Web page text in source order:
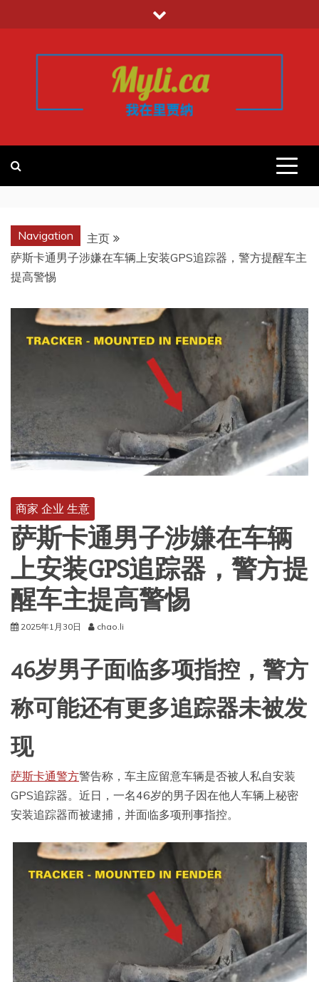
至
我的里贾纳
REGINA
Navigation
主页
萨斯卡通男子涉嫌在车辆上安装GPS追踪器，警方提醒车主
提高警惕
商家 企业 生意
萨斯卡通男子涉嫌在车辆
上安装GPS追踪器，警方提
醒车主提高警惕
2025年1月30日 chao.li
46岁男子面临多项指控，警方
称可能还有更多追踪器未被发
现
萨斯卡通警方警告称，车主应留意车辆是否被人私自安装
GPS追踪器。近日，一名46岁的男子因在他人车辆上秘密
安装追踪器而被逮捕，并面临多项刑事指控。